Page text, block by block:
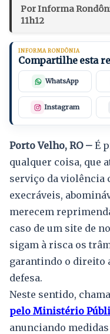
Por Informa
11h12
INFORMA RONDÔNIA
Compartilhe esta
WhatsApp
Instagram
Porto Velho, RO – É
qualquer coisa, que
serviço da violência
execráveis,
merecem
caso de um site de
sigam à risca os
garantindo o direito
defesa.
Neste sentido,
pelo Ministério
anunciando